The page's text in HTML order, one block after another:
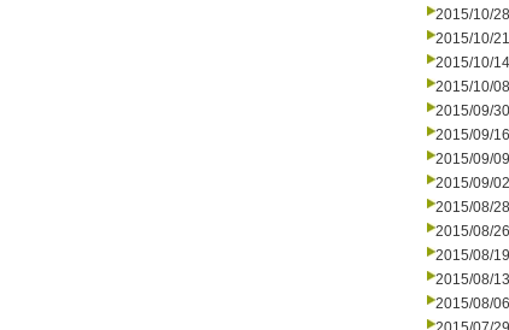
2015/10/28
2015/10/21
2015/10/14
2015/10/08
2015/09/30
2015/09/16
2015/09/09
2015/09/02
2015/08/28
2015/08/26
2015/08/19
2015/08/13
2015/08/06